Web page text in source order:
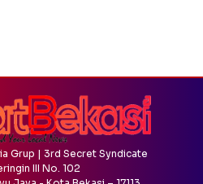
Grup | 3rd Secret Syndicate
III No. 102